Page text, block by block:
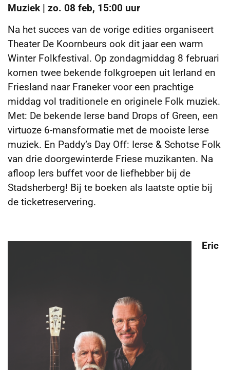
Muziek | zo. 08 feb, 15:00 uur
Na het succes van de vorige edities organiseert
Theater De Koornbeurs ook dit jaar een warm
Winter Folkfestival. Op zondagmiddag 8 februari
komen twee bekende folkgroepen uit Ierland en
Friesland naar Franeker voor een prachtige
middag vol traditionele en originele Folk muziek.
Met: De bekende Ierse band Drops of Green, een
virtuoze 6-mansformatie met de mooiste Ierse
muziek. En Paddy’s Day Off: Ierse & Schotse Folk
van drie doorgewinterde Friese muzikanten. Na
afloop Iers buffet voor de liefhebber bij de
Stadsherberg! Bij te boeken als laatste optie bij
de ticketreservering.
Eric